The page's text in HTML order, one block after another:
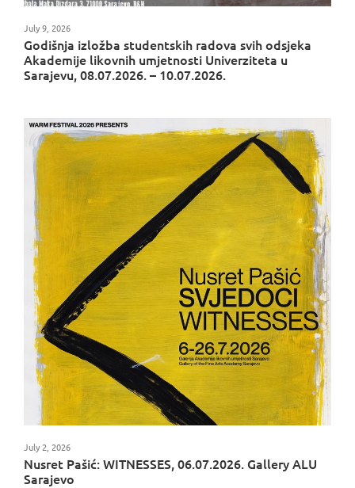
Godišnja izložba studentskih radova svih odsjeka
Akademije likovnih umjetnosti Univerziteta u
Sarajevu, 08.07.2026. – 10.07.2026.
July 9, 2026
Nusret Pašić: WITNESSES, 06.07.2026. Gallery ALU
Sarajevo
July 2, 2026